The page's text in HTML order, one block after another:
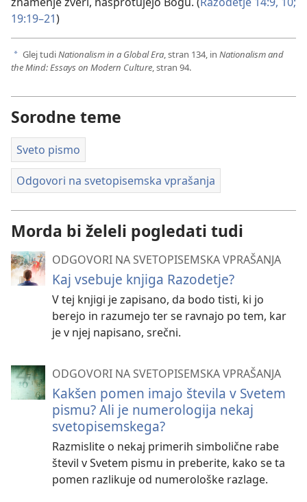
19:19–21)
a Glej tudiNationalism in a Global Era, stran 134, in Nationalism and
the Mind: Essays on Modern Culture, stran 94.
Sorodne teme
Sveto pismo
Odgovori na svetopisemska vprašanja
Morda bi želeli pogledati tudi
ODGOVORI NA SVETOPISEMSKA VPRAŠANJA
Kaj vsebuje knjiga Razodetje?
V tej knjigi je zapisano, da bodo tisti, ki jo
berejo in razumejo ter se ravnajo po tem, kar
je v njej napisano, srečni.
ODGOVORI NA SVETOPISEMSKA VPRAŠANJA
Kakšen pomen imajo števila v Svetem
pismu? Ali je numerologija nekaj
svetopisemskega?
Razmislite o nekaj primerih simbolične rabe
števil v Svetem pismu in preberite, kako se ta
pomen razlikuje od numerološke razlage.